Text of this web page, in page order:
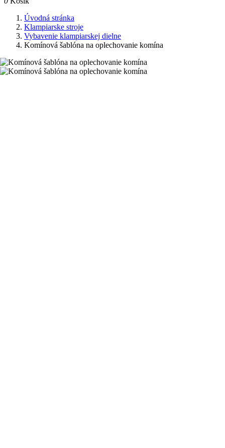
Úvodná stránka
Klampiarske stroje
Vybavenie klampiarskej dielne
Komínová šablóna na oplechovanie komína